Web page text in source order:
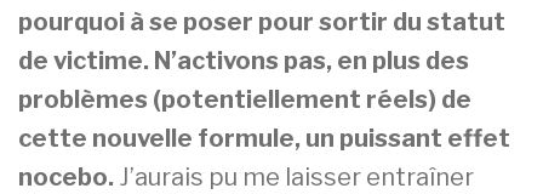
pourquoi à se poser pour sortir du statut
de victime. N’activons pas, en plus des
problèmes (potentiellement réels) de
cette nouvelle formule, un puissant effet
nocebo. J’aurais pu me laisser entraîner